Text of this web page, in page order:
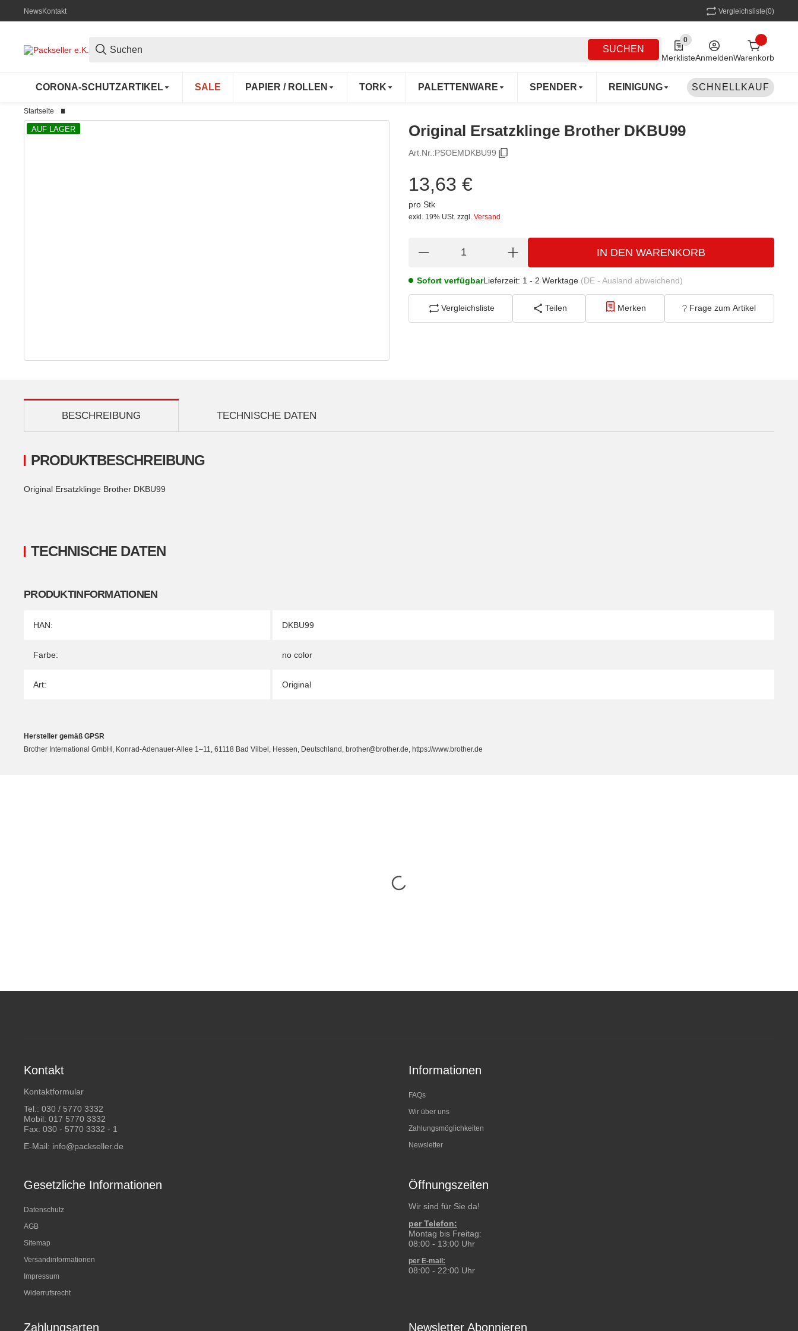
NewsKontakt Vergleichsliste(0)
SUCHEN
0
0 Produkte in der Liste
MerklisteAnmeldenWarenkorb
CORONA-SCHUTZARTIKEL SALE PAPIER / ROLLEN TORK PALETTENWARE SPENDER REINIGUNG MEHRWEG
SCHNELLKAUF
Startseite
AUF LAGER Original Ersatzklinge Brother DKBU99
Art.Nr.:PSOEMDKBU99
13,63 €
pro Stk
exkl. 19% USt. zzgl. Versand
IN DEN WARENKORB
Sofort verfügbarLieferzeit: 1 - 2 Werktage (DE - Ausland abweichend)
Vergleichsliste Teilen Merken Frage zum Artikel
TECHNISCHE DATEN
BESCHREIBUNG
TECHNISCHE DATEN
PRODUKTINFORMATIONEN
Produkteigenschaft
Wert
HAN: DKBU99
Farbe: no color
Art: Original
PRODUKTBESCHREIBUNG
Original Ersatzklinge Brother DKBU99
Hersteller gemäß GPSR
Brother International GmbH, Konrad-Adenauer-Allee 1–11, 61118 Bad Vilbel, Hessen, Deutschland, brother@brother.de, https://www.brother.de
Kontakt
Kontaktformular
Tel.: 030 / 5770 3332
Mobil: 017 5770 3332
Fax: 030 - 5770 3332 - 1
E-Mail: info@packseller.de
Informationen
FAQs
Wir über uns
Zahlungsmöglichkeiten
Newsletter
Gesetzliche Informationen
Datenschutz
AGB
Sitemap
Versandinformationen
Impressum
Widerrufsrecht
Öffnungszeiten
Wir sind für Sie da!
per Telefon:
Montag bis Freitag:
08:00 - 13:00 Uhr
per E-mail:
08:00 - 22:00 Uhr
Zahlungsarten Newsletter Abonnieren